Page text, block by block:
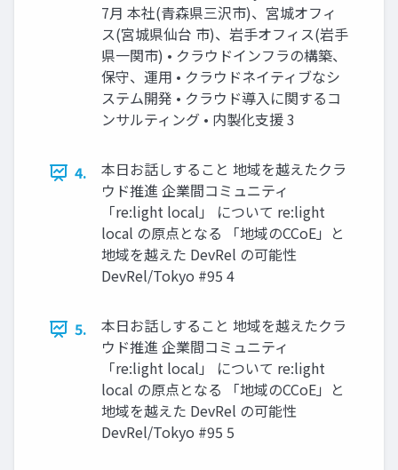
7⽉ 本社(⻘森県三沢市)、宮城オフィ
ス(宮城県仙台 市)、岩⼿オフィス(岩⼿
県⼀関市) • クラウドインフラの構築、
保守、運⽤ • クラウドネイティブなシ
ステム開発 • クラウド導⼊に関するコ
ンサルティング • 内製化⽀援 3
4.
本⽇お話しすること 地域を越えたクラ
ウド推進 企業間コミュニティ
「re:light local」 について re:light
local の原点となる 「地域のCCoE」と
地域を越えた DevRel の可能性
DevRel/Tokyo #95 4
5.
本⽇お話しすること 地域を越えたクラ
ウド推進 企業間コミュニティ
「re:light local」 について re:light
local の原点となる 「地域のCCoE」と
地域を越えた DevRel の可能性
DevRel/Tokyo #95 5